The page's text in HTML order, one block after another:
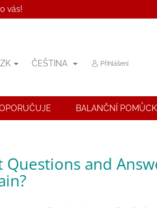
vás!
ČEŠTINA Přihlášení
BALANČNÍ
and